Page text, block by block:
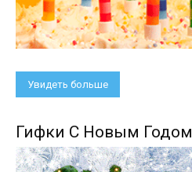
Увидеть больше
Гифки С Новым Годом